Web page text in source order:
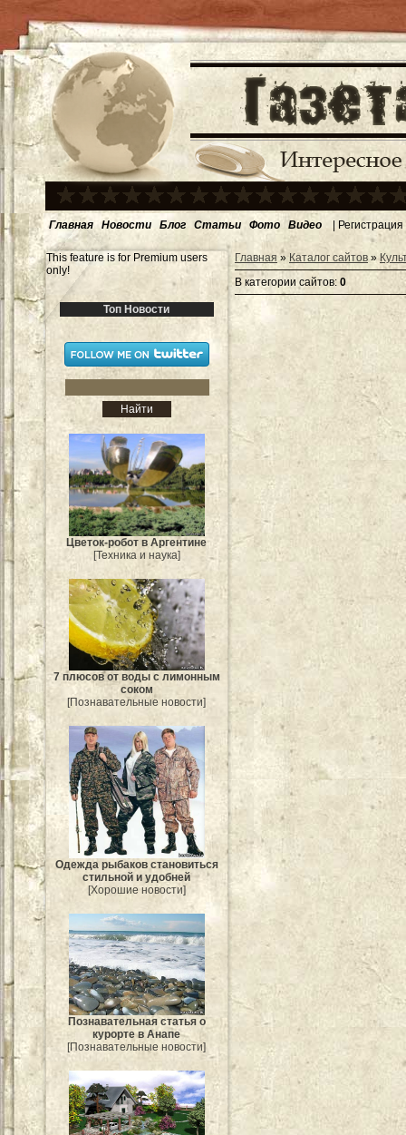
Главная Новости Блог Статьи Фото Видео | Регистрация
This feature is for Premium users
only!
Топ Новости
Цветок-робот в Аргентине
[Техника и наука]
7 плюсов от воды с лимонным
соком
[Познавательные новости]
Одежда рыбаков становиться
стильной и удобней
[Хорошие новости]
Познавательная статья о
курорте в Анапе
[Познавательные новости]
Главная » Каталог сайтов »
В категории сайтов: 0